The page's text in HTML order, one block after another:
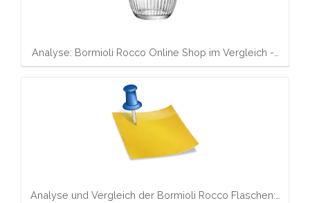
Analyse: Bormioli Rocco Online Shop im Vergleich -…
Analyse und Vergleich der Bormioli Rocco Flaschen:…